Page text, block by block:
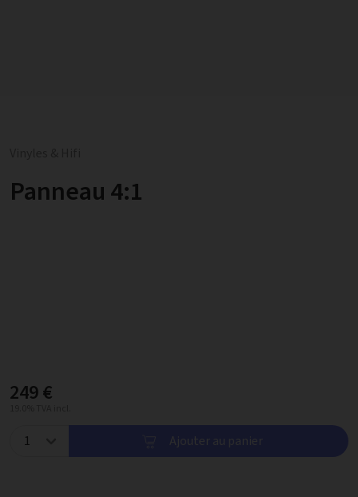
Panneau 4:1
249 €
Ajouter au panier